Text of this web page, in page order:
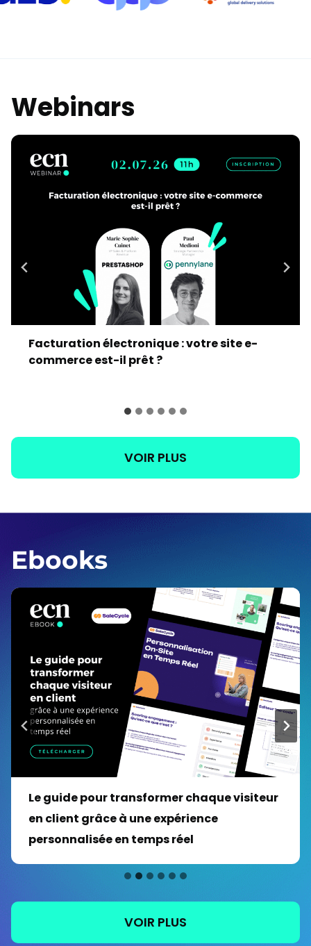
Webinars
Facturation électronique : votre site e-
commerce est-il prêt ?
VOIR PLUS
Ebooks
Le guide pour transformer chaque visiteur
en client grâce à une expérience
personnalisée en temps réel
VOIR PLUS